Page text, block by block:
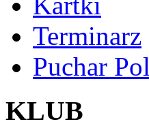
Terminarz
Puchar
KLUB